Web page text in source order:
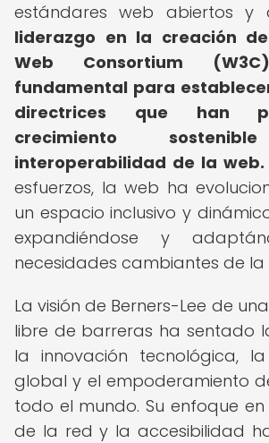
estándares web abiertos y
liderazgo en la creación
Web Consortium
fundamental para
directrices que han
crecimiento
interoperabilidad de la web.
esfuerzos, la web ha
un espacio inclusivo y
expandiéndose y
necesidades cambiantes de la
La visión de Berners-Lee de
libre de barreras ha sentado
la innovación tecnológica,
global y el empoderamiento
todo el mundo. Su enfoque
de la red y la accesibilidad